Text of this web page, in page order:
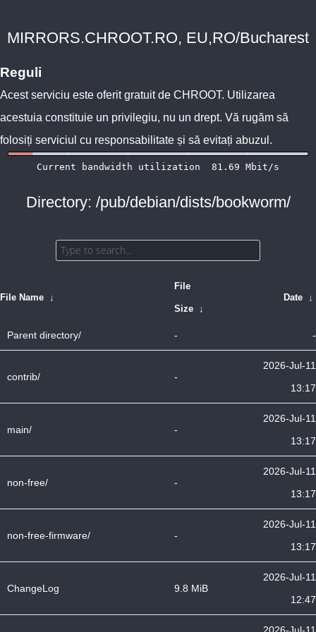
MIRRORS.CHROOT.RO, EU,RO/Bucharest
Reguli
Acest serviciu este oferit gratuit de CHROOT. Utilizarea
acestuia constituie un privilegiu, nu un drept. Vă rugăm să
folosiți serviciul cu responsabilitate și să evitați abuzul.
Directory: /pub/debian/dists/bookworm/
File Name ↓
File
Size ↓
Date ↓
Parent directory/ - -
contrib/ -
2026-Jul-11
13:17
main/ -
2026-Jul-11
13:17
non-free/ -
2026-Jul-11
13:17
non-free-firmware/ -
2026-Jul-11
13:17
ChangeLog 9.8 MiB
2026-Jul-11
12:47